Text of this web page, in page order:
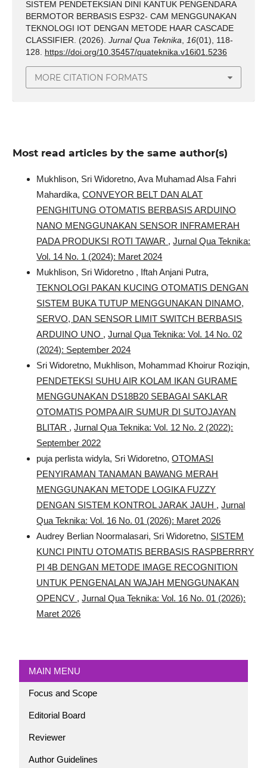
SISTEM PENDETEKSIAN DINI KANTUK PENGENDARA
BERMOTOR BERBASIS ESP32- CAM MENGGUNAKAN
TEKNOLOGI IOT DENGAN METODE HAAR CASCADE
CLASSIFIER. (2026). Jurnal Qua Teknika, 16(01), 118-
128. https://doi.org/10.35457/quateknika.v16i01.5236
MORE CITATION FORMATS
Most read articles by the same author(s)
Mukhlison, Sri Widoretno, Ava Muhamad Alsa Fahri
Mahardika,CONVEYOR BELT DAN ALAT
PENGHITUNG OTOMATIS BERBASIS ARDUINO
NANO MENGGUNAKAN SENSOR INFRAMERAH
PADA PRODUKSI ROTI TAWAR ,Jurnal Qua Teknika:
Vol. 14 No. 1 (2024): Maret 2024
Mukhlison, Sri Widoretno , Iftah Anjani Putra,
TEKNOLOGI PAKAN KUCING OTOMATIS DENGAN
SISTEM BUKA TUTUP MENGGUNAKAN DINAMO,
SERVO, DAN SENSOR LIMIT SWITCH BERBASIS
ARDUINO UNO ,Jurnal Qua Teknika: Vol. 14 No. 02
(2024): September 2024
Sri Widoretno, Mukhlison, Mohammad Khoirur Roziqin,
PENDETEKSI SUHU AIR KOLAM IKAN GURAME
MENGGUNAKAN DS18B20 SEBAGAI SAKLAR
OTOMATIS POMPA AIR SUMUR DI SUTOJAYAN
BLITAR ,Jurnal Qua Teknika: Vol. 12 No. 2 (2022):
September 2022
puja perlista widyla, Sri Widoretno,OTOMASI
PENYIRAMAN TANAMAN BAWANG MERAH
MENGGUNAKAN METODE LOGIKA FUZZY
DENGAN SISTEM KONTROL JARAK JAUH ,Jurnal
Qua Teknika: Vol. 16 No. 01 (2026): Maret 2026
Audrey Berlian Noormalasari, Sri Widoretno, SISTEM
KUNCI PINTU OTOMATIS BERBASIS RASPBERRRY
PI 4B DENGAN METODE IMAGE RECOGNITION
UNTUK PENGENALAN WAJAH MENGGUNAKAN
OPENCV ,Jurnal Qua Teknika: Vol. 16 No. 01 (2026):
Maret 2026
MAIN MENU
Focus and Scope
Editorial Board
Reviewer
Author Guidelines